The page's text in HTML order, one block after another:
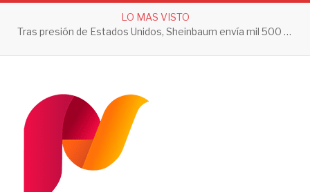
LO MAS VISTO
Tras presión de Estados Unidos, Sheinbaum envía mil 500 soldados a Michoacán